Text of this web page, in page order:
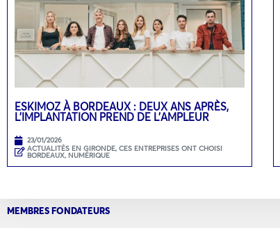
ESKIMOZ À BORDEAUX : DEUX ANS APRÈS,
L’IMPLANTATION PREND DE L’AMPLEUR
23/01/2026
ACTUALITÉS EN GIRONDE, CES ENTREPRISES ONT CHOISI
BORDEAUX, NUMÉRIQUE
MEMBRES FONDATEURS